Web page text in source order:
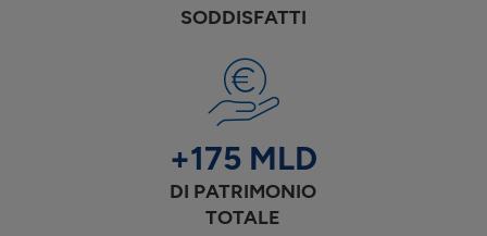
SODDISFATTI
+175 MLD
DI PATRIMONIO
TOTALE